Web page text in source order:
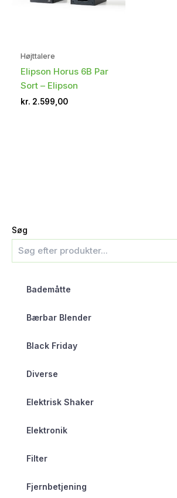
Søg
Bademåtte
Bærbar Blender
Black Friday
Diverse
Elektrisk Shaker
Elektronik
Filter
Fjernbetjening
Højttalere
Elipson Horus 6B Par
Sort – Elipson
kr. 2.599,00